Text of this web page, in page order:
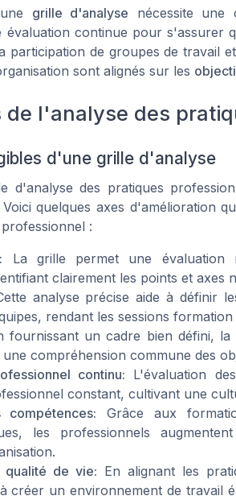
grille d'analyse nécessite une
évaluation continue pour s'assurer
participation de groupes de travail
sont alignés sur les
de l'analyse des
d'une grille d'analyse
d'analyse des pratiques
quelques axes d'amélioration
:
La grille permet une évaluation
clairement les points et axes
analyse précise aide à définir
rendant les sessions
fournissant un cadre bien défini,
compréhension commune des
continu: L'évaluation
constant, cultivant une
compétences: Grâce aux
les professionnels
qualité de vie: En alignant les
créer un environnement de travail